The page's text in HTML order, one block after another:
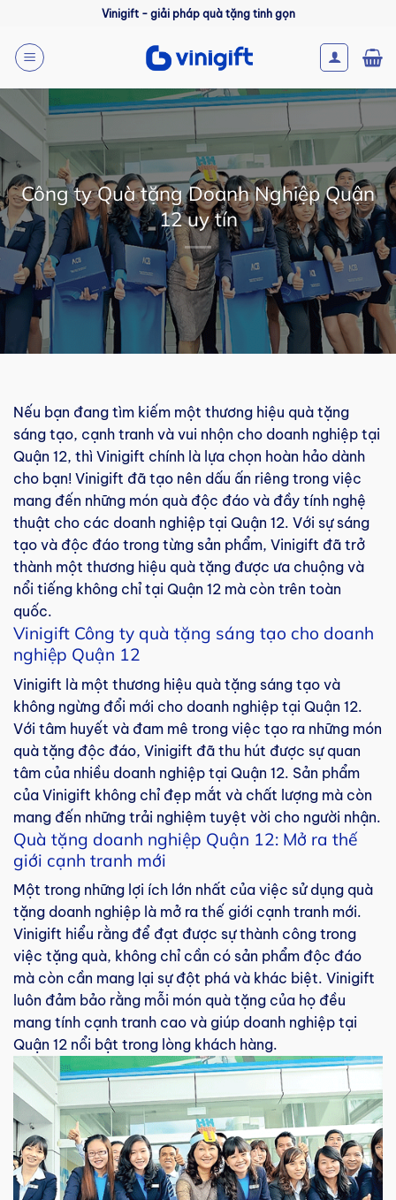
nội
dung
Vinigift - giải pháp quà tặng tinh gọn
Công ty Quà tặng Doanh Nghiệp Quận
12 uy tín
Nếu bạn đang tìm kiếm một thương hiệu quà tặng
sáng tạo, cạnh tranh và vui nhộn cho doanh nghiệp tại
Quận 12, thì Vinigift chính là lựa chọn hoàn hảo dành
cho bạn! Vinigift đã tạo nên dấu ấn riêng trong việc
mang đến những món quà độc đáo và đầy tính nghệ
thuật cho các doanh nghiệp tại Quận 12. Với sự sáng
tạo và độc đáo trong từng sản phẩm, Vinigift đã trở
thành một thương hiệu quà tặng được ưa chuộng và
nổi tiếng không chỉ tại Quận 12 mà còn trên toàn
quốc.
Vinigift Công ty quà tặng sáng tạo cho doanh
nghiệp Quận 12
Vinigift là một thương hiệu quà tặng sáng tạo và
không ngừng đổi mới cho doanh nghiệp tại Quận 12.
Với tâm huyết và đam mê trong việc tạo ra những món
quà tặng độc đáo, Vinigift đã thu hút được sự quan
tâm của nhiều doanh nghiệp tại Quận 12. Sản phẩm
của Vinigift không chỉ đẹp mắt và chất lượng mà còn
mang đến những trải nghiệm tuyệt vời cho người nhận.
Quà tặng doanh nghiệp Quận 12: Mở ra thế
giới cạnh tranh mới
Một trong những lợi ích lớn nhất của việc sử dụng quà
tặng doanh nghiệp là mở ra thế giới cạnh tranh mới.
Vinigift hiểu rằng để đạt được sự thành công trong
việc tặng quà, không chỉ cần có sản phẩm độc đáo
mà còn cần mang lại sự đột phá và khác biệt. Vinigift
luôn đảm bảo rằng mỗi món quà tặng của họ đều
mang tính cạnh tranh cao và giúp doanh nghiệp tại
Quận 12 nổi bật trong lòng khách hàng.